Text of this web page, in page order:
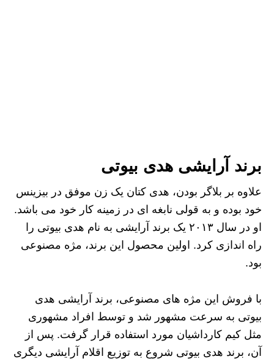
برند آرایشی هدی بیوتی
علاوه بر بلاگر بودن، هدی کتان یک زن موفق در بیزینس
خود بوده و به قولی نابغه ای در زمینه کار خود می باشد.
او در سال ۲۰۱۳ یک برند آرایشی به نام هدی بیوتی را
راه اندازی کرد. اولین محصول این برند، مژه مصنوعی
بود.
با فروش این مژه های مصنوعی، برند آرایشی هدی
بیوتی به سرعت مشهور شد و توسط افراد مشهوری
مثل کیم کارداشیان مورد استفاده قرار گرفت. پس از
آن، برند هدی بیوتی شروع به توزیع اقلام آرایشی دیگری